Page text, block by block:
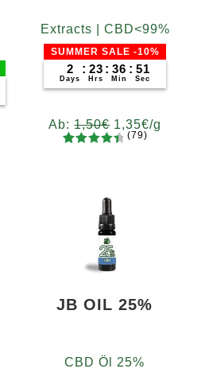
Extracts | CBD<99%
SUMMER SALE -10%
2
Days
: 23
Hrs
: 36
Min
: 49
Sec
Ab:1,50€ 1,35€/g
basieren
d auf
Kundenb
ewertung
(79)
JB OIL 25%
CBD Öl 25%